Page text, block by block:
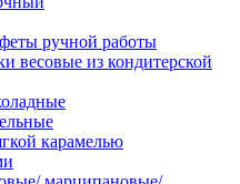
ручной работы
весовые из кондитерской
карамелью